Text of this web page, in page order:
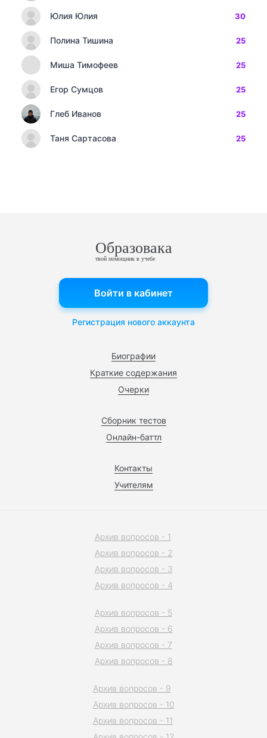
Юлия Юлия 30
Полина Тишина 25
Миша Тимофеев 25
Егор Сумцов 25
Глеб Иванов 25
Таня Сартасова 25
Образовака
твой помощник в учебе
Биографии
Краткие содержания
Очерки
Сборник тестов
Онлайн-баттл
Контакты
Учителям
Войти в кабинет
Регистрация нового аккаунта
Архив вопросов - 1
Архив вопросов - 2
Архив вопросов - 3
Архив вопросов - 4
Архив вопросов - 5
Архив вопросов - 6
Архив вопросов - 7
Архив вопросов - 8
Архив вопросов - 9
Архив вопросов - 10
Архив вопросов - 11